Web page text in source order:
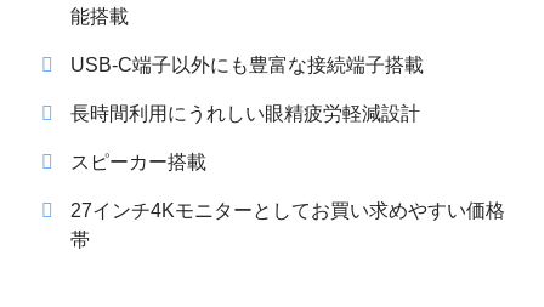
能搭載
USB-C端子以外にも豊富な接続端子搭載
長時間利用にうれしい眼精疲労軽減設計
スピーカー搭載
27インチ4Kモニターとしてお買い求めやすい価格
帯